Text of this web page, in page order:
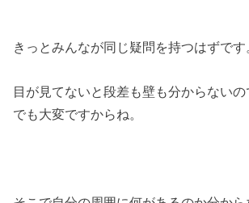
きっとみんなが同じ疑問を持つはずです
目が見てないと段差も壁も分からない
でも大変ですからね。